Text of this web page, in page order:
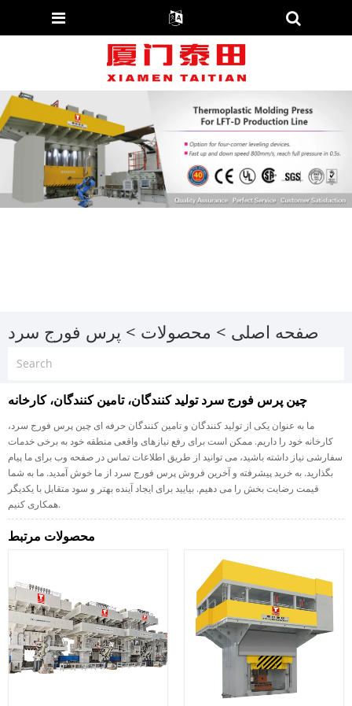
صفحه اصلی > محصولات > پرس فورج سرد
چین پرس فورج سرد تولید کنندگان، تامین کنندگان، کارخانه
ما به عنوان یکی از تولید کنندگان و تامین کنندگان حرفه ای چین پرس فورج سرد،
کارخانه خود را داریم. ممکن است برای رفع نیازهای واقعی منطقه خود به برخی خدمات
سفارشی نیاز داشته باشید، می توانید از طریق اطلاعات تماس در صفحه وب برای ما پیام
بگذارید. به خرید پیشرفته و آخرین فروش پرس فورج سرد از ما خوش آمدید. ما به شما
قیمت رضایت بخش را می دهیم. بیایید برای ایجاد آینده بهتر و سود متقابل با یکدیگر
همکاری کنیم.
محصولات مرتبط